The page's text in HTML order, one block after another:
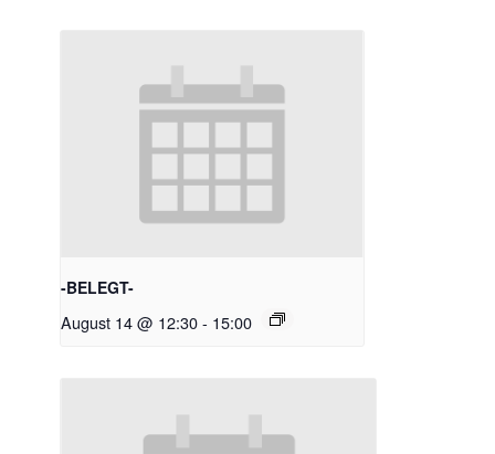
-BELEGT-
August 14 @ 12:30- 15:00